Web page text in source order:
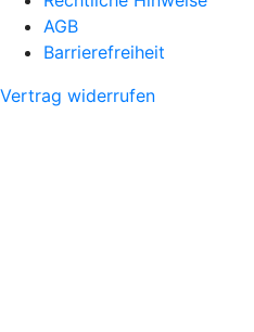
AGB
Barrierefreiheit
Vertrag widerrufen